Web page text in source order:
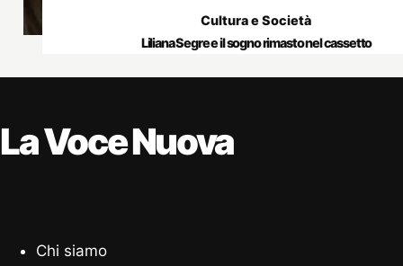
Cultura e Società
Liliana Segre e il sogno rimasto nel cassetto
La Voce Nuova
Chi siamo